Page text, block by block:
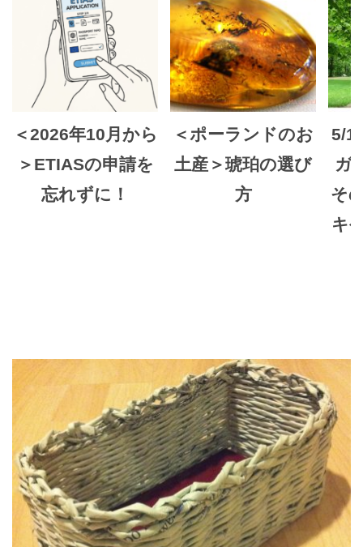
＜2026年10月から
＞ETIASの申請を
忘れずに！
＜ポーランドのお
土産＞琥珀の選び
方
5/
ガ
そ
キ